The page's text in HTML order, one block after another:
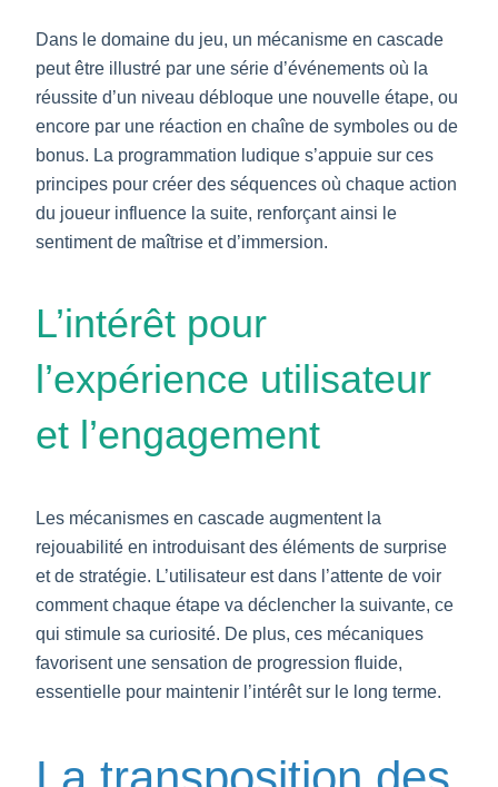
Dans le domaine du jeu, un mécanisme en cascade
peut être illustré par une série d’événements où la
réussite d’un niveau débloque une nouvelle étape, ou
encore par une réaction en chaîne de symboles ou de
bonus. La programmation ludique s’appuie sur ces
principes pour créer des séquences où chaque action
du joueur influence la suite, renforçant ainsi le
sentiment de maîtrise et d’immersion.
L’intérêt pour
l’expérience utilisateur
et l’engagement
Les mécanismes en cascade augmentent la
rejouabilité en introduisant des éléments de surprise
et de stratégie. L’utilisateur est dans l’attente de voir
comment chaque étape va déclencher la suivante, ce
qui stimule sa curiosité. De plus, ces mécaniques
favorisent une sensation de progression fluide,
essentielle pour maintenir l’intérêt sur le long terme.